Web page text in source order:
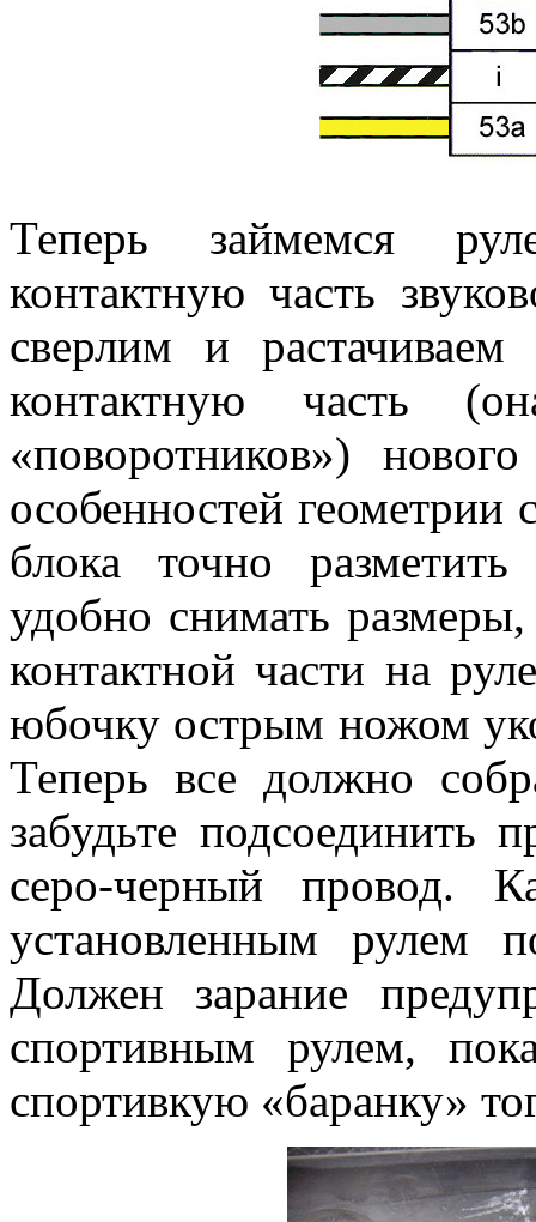
Теперь займемся
контактную часть
сверлим и
контактную часть
«поворотников»)
особенностей геометрии
блока точно
удобно снимать
контактной части на
юбочку острым ножом
Теперь все должно
забудьте подсоединить
серо-черный провод.
установленным рулем
Должен зарание
спортивным рулем,
спортивкую «баранку»